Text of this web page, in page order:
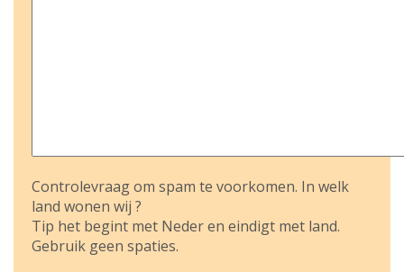
Controlevraag om spam te voorkomen. In welk
land wonen wij ?
Tip het begint met Neder en eindigt met land.
Gebruik geen spaties.